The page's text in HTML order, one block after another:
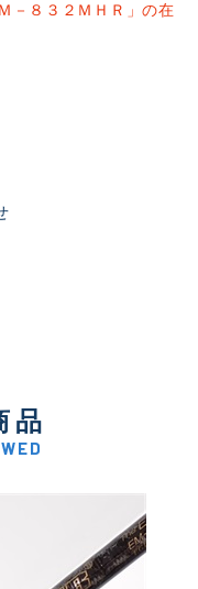
－８３２ＭＨＲ」の在
品